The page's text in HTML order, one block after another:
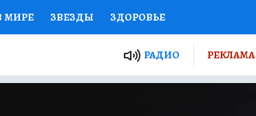
МИРЕ ЗВЕЗДЫ ЗДОРОВЬЕ
ПРОЕКТЫ РОССИИ
ЖЕНСКИЕ СЕКРЕТЫ ПУТЕВОДИТЕЛЬ
РАДИО РЕКЛАМА